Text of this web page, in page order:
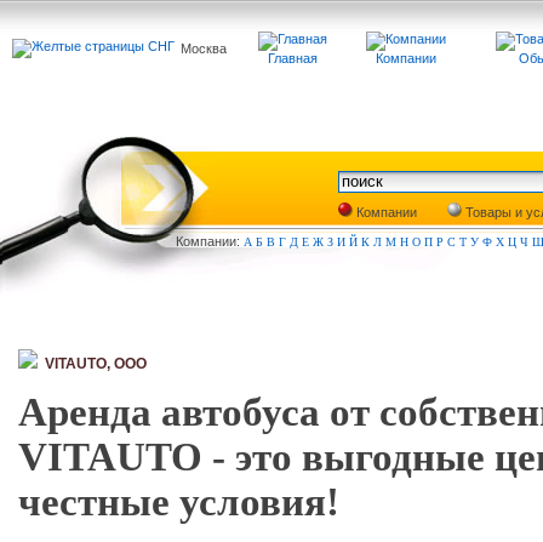
Москва
Главная Компании
Компании
Товары и
Компании: А Б В Г Д Е Ж З И Й К Л М Н О П Р С Т У Ф Х Ц Ч Ш
VITAUTO, ООО
Аренда автобуса от
VITAUTO - это выгодные
честные условия!